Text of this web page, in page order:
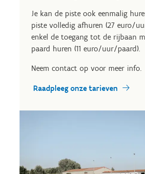
Je kan de piste ook eenmalig
piste volledig afhuren (27 euro/
enkel de toegang tot de rijbaan
paard huren (11 euro/uur/paard).
Neem contact op voor meer info.
Raadpleeg onze tarieven